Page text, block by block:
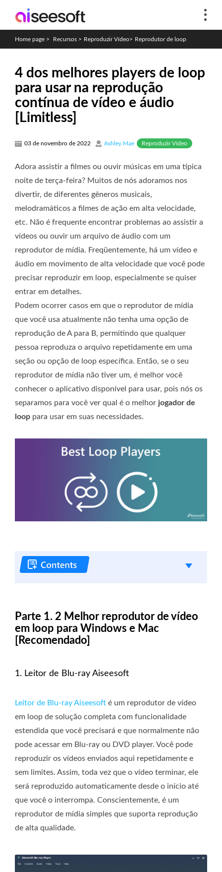
Home page > Recursos > Reproduzir Vídeo> Reprodutor de loop
4 dos melhores players de loop
para usar na reprodução
contínua de vídeo e áudio
[Limitless]
03 de novembro de 2022 Ashley Mae Reproduzir Vídeo
Adora assistir a filmes ou ouvir músicas em uma típica
noite de terça-feira? Muitos de nós adoramos nos
divertir, de diferentes gêneros musicais,
melodramáticos a filmes de ação em alta velocidade,
etc. Não é frequente encontrar problemas ao assistir a
vídeos ou ouvir um arquivo de áudio com um
reprodutor de mídia. Freqüentemente, há um vídeo e
áudio em movimento de alta velocidade que você pode
precisar reproduzir em loop, especialmente se quiser
entrar em detalhes.
Podem ocorrer casos em que o reprodutor de mídia
que você usa atualmente não tenha uma opção de
reprodução de A para B, permitindo que qualquer
pessoa reproduza o arquivo repetidamente em uma
seção ou opção de loop específica. Então, se o seu
reprodutor de mídia não tiver um, é melhor você
conhecer o aplicativo disponível para usar, pois nós os
separamos para você ver qual é o melhor jogador de
loop para usar em suas necessidades.
Parte 1. 2 Melhor reprodutor de vídeo
em loop para Windows e Mac
[Recomendado]
1. Leitor de Blu-ray Aiseesoft
Leitor de Blu-ray Aiseesoft é um reprodutor de vídeo
em loop de solução completa com funcionalidade
estendida que você precisará e que normalmente não
pode acessar em Blu-ray ou DVD player. Você pode
reproduzir os vídeos enviados aqui repetidamente e
sem limites. Assim, toda vez que o vídeo terminar, ele
será reproduzido automaticamente desde o início até
que você o interrompa. Conscientemente, é um
reprodutor de mídia simples que suporta reprodução
de alta qualidade.